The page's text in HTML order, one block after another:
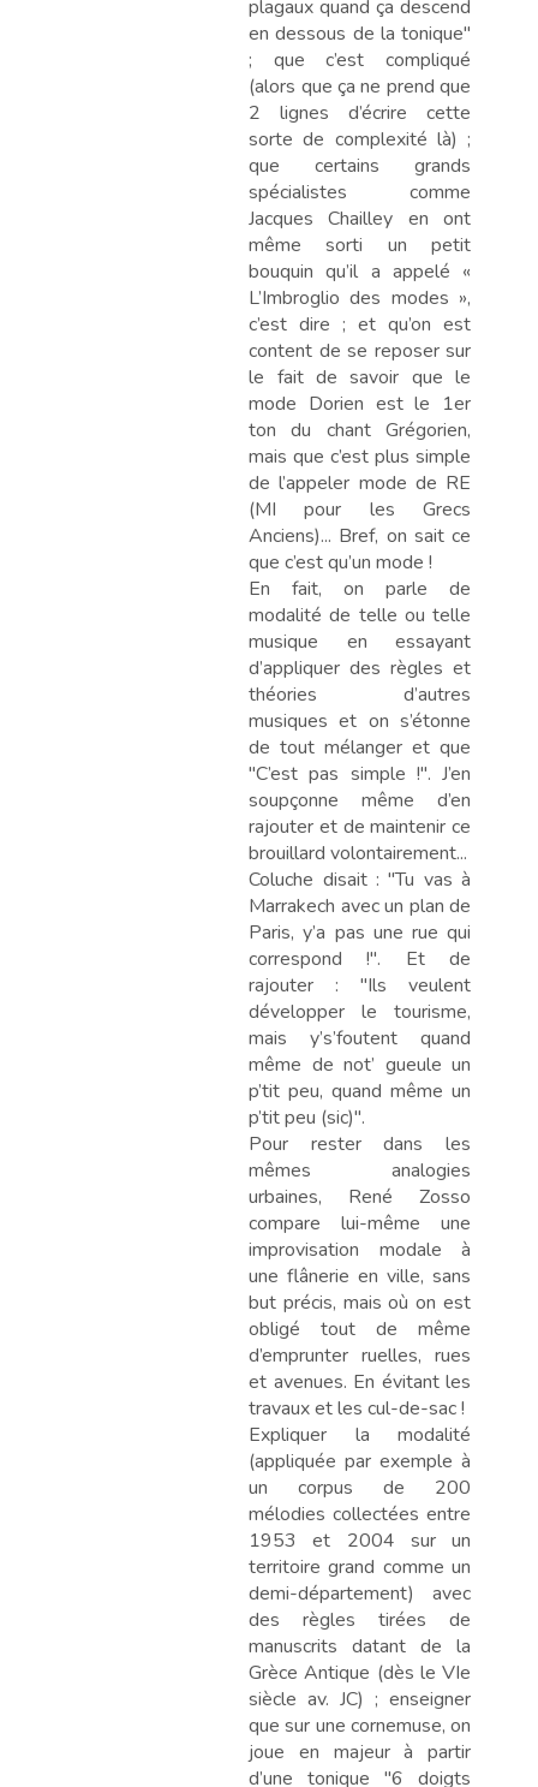
plagaux quand ça descend
en dessous de la tonique"
; que c’est compliqué
(alors que ça ne prend que
2 lignes d’écrire cette
sorte de complexité là) ;
que certains grands
spécialistes comme
Jacques Chailley en ont
même sorti un petit
bouquin qu’il a appelé «
L’Imbroglio des modes »,
c’est dire ; et qu’on est
content de se reposer sur
le fait de savoir que le
mode Dorien est le 1er
ton du chant Grégorien,
mais que c’est plus simple
de l’appeler mode de RE
(MI pour les Grecs
Anciens)... Bref, on sait ce
que c’est qu’un mode !
En fait, on parle de
modalité de telle ou telle
musique en essayant
d’appliquer des règles et
théories d’autres
musiques et on s’étonne
de tout mélanger et que
"C’est pas simple !". J’en
soupçonne même d’en
rajouter et de maintenir ce
brouillard volontairement...
Coluche disait : "Tu vas à
Marrakech avec un plan de
Paris, y’a pas une rue qui
correspond !". Et de
rajouter : "Ils veulent
développer le tourisme,
mais y’s’foutent quand
même de not’ gueule un
p’tit peu, quand même un
p’tit peu (sic)".
Pour rester dans les
mêmes analogies
urbaines, René Zosso
compare lui-même une
improvisation modale à
une flânerie en ville, sans
but précis, mais où on est
obligé tout de même
d’emprunter ruelles, rues
et avenues. En évitant les
travaux et les cul-de-sac !
Expliquer la modalité
(appliquée par exemple à
un corpus de 200
mélodies collectées entre
1953 et 2004 sur un
territoire grand comme un
demi-département) avec
des règles tirées de
manuscrits datant de la
Grèce Antique (dès le VIe
siècle av. JC) ; enseigner
que sur une cornemuse, on
joue en majeur à partir
d’une tonique "6 doigts